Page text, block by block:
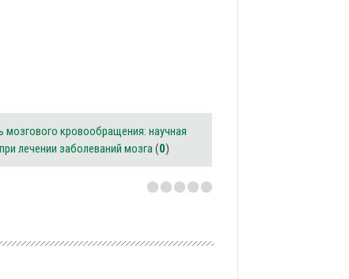
мозгового кровообращения: научная
лечении заболеваний мозга(0)